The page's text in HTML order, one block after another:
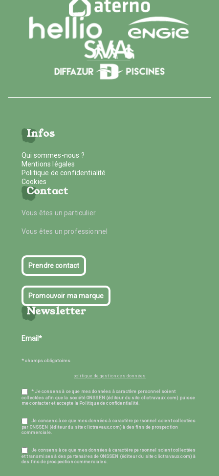
Infos
Qui sommes-nous ?
Mentions légales
Politique de confidentialité
Cookies
Contact
Vous êtes un particulier
Vous êtes un professionnel
Prendre contact
Promouvoir ma marque
Newsletter
* champs obligatoires
politique de gestion des données
* Je consens à ce que mes données à caractère personnel soient
collectées afin que la société ONSSEN (éditeur du site clictravaux.com) puisse
me contacter et accepte la Politique de confidentialité.
Je consens à ce que mes données à caractère personnel soient collectées
par ONSSEN (éditeur du site clictravaux.com) à des fins de prospection
commerciale.
Je consens à ce que mes données à caractère personnel soient collectées
et transmises à des partenaires de ONSSEN (éditeur du site clictravaux.com) à
des fins de prospection commerciales.